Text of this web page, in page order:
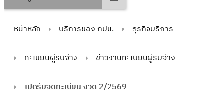
หน้าหลัก บริการของ กปน. ธุรกิจบริการ
ทะเบียนผู้รับจ้าง ข่าวงานทะเบียนผู้รับจ้าง
เปิดรับจดทะเบียน งวด 2/2569